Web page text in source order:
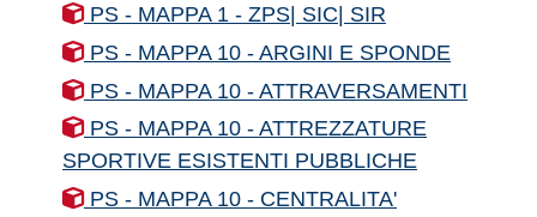
PS - MAPPA 1 - ZPS| SIC| SIR
PS - MAPPA 10 - ARGINI E SPONDE
PS - MAPPA 10 - ATTRAVERSAMENTI
PS - MAPPA 10 - ATTREZZATURE
SPORTIVE ESISTENTI PUBBLICHE
PS - MAPPA 10 - CENTRALITA'